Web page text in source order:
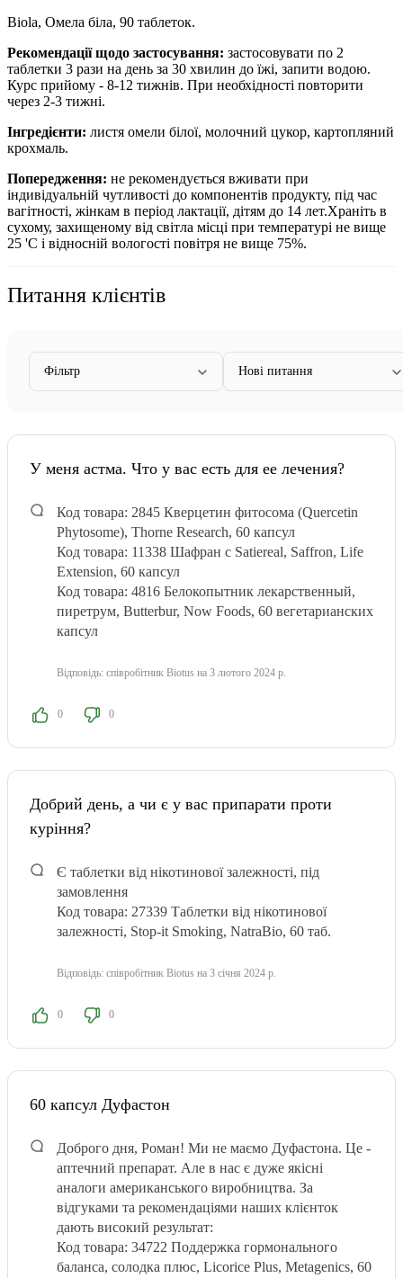
Biola, Омела біла, 90 таблеток.
Рекомендації щодо застосування: застосовувати по 2
таблетки 3 рази на день за 30 хвилин до їжі, запити водою.
Курс прийому - 8-12 тижнів. При необхідності повторити
через 2-3 тижні.
Інгредієнти: листя омели білої, молочний цукор, картопляний
крохмаль.
Попередження: не рекомендується вживати при
індивідуальній чутливості до компонентів продукту, під час
вагітності, жінкам в період лактації, дітям до 14 лет.Храніть в
сухому, захищеному від світла місці при температурі не вище
25 'С і відносній вологості повітря не вище 75%.
Питання клієнтів
Фільтр Нові питання
У меня астма. Что у вас есть для ее лечения?
Код товара: 2845 Кверцетин фитосома (Quercetin
Phytosome), Thorne Research, 60 капсул
Код товара: 11338 Шафран с Satiereal, Saffron, Life
Extension, 60 капсул
Код товара: 4816 Белокопытник лекарственный,
пиретрум, Butterbur, Now Foods, 60 вегетарианских
капсул
Відповідь: співробітник Biotus на 3 лютого 2024 р.
0 0
Добрий день, а чи є у вас припарати проти
куріння?
Є таблетки від нікотинової залежності, під
замовлення
Код товара: 27339 Таблетки від нікотинової
залежності, Stop-it Smoking, NatraBio, 60 таб.
Відповідь: співробітник Biotus на 3 січня 2024 р.
0 0
60 капсул Дуфастон
Доброго дня, Роман! Ми не маємо Дуфастона. Це -
аптечний препарат. Але в нас є дуже якісні
аналоги американського виробництва. За
відгуками та рекомендаціями наших клієнток
дають високий результат:
Код товара: 34722 Поддержка гормонального
баланса, солодка плюс, Licorice Plus, Metagenics, 60